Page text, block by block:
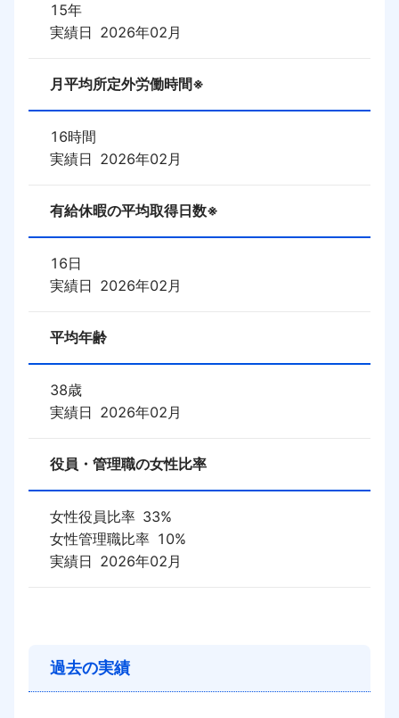
15年
実績日 2026年02月
月平均所定外労働時間※
16時間
実績日 2026年02月
有給休暇の平均取得日数※
16日
実績日 2026年02月
平均年齢
38歳
実績日 2026年02月
役員・管理職の女性比率
女性役員比率 33%
女性管理職比率 10%
実績日 2026年02月
過去の実績